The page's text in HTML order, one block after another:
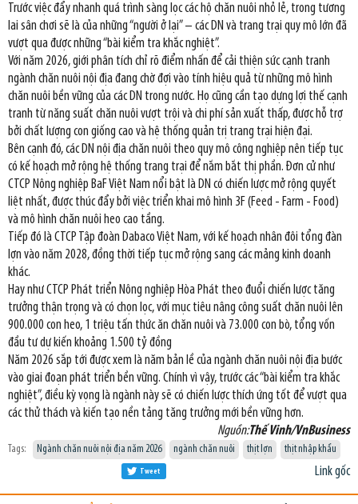
Trước việc đẩy nhanh quá trình sàng lọc các hộ chăn nuôi nhỏ lẻ, trong tương
lai sân chơi sẽ là của những “người ở lại” – các DN và trang trại quy mô lớn đã
vượt qua được những “bài kiểm tra khắc nghiệt”.
Với năm 2026, giới phân tích chỉ rõ điểm nhấn để cải thiện sức cạnh tranh
ngành chăn nuôi nội địa đang chờ đợi vào tính hiệu quả từ những mô hình
chăn nuôi bền vững của các DN trong nước. Họ cũng cần tạo dựng lợi thế cạnh
tranh từ năng suất chăn nuôi vượt trội và chi phí sản xuất thấp, được hỗ trợ
bởi chất lượng con giống cao và hệ thống quản trị trang trại hiện đại.
Bên cạnh đó, các DN nội địa chăn nuôi theo quy mô công nghiệp nên tiếp tục
có kế hoạch mở rộng hệ thống trang trại để nắm bắt thị phần. Đơn cử như
CTCP Nông nghiệp BaF Việt Nam nổi bật là DN có chiến lược mở rộng quyết
liệt nhất, được thúc đẩy bởi việc triển khai mô hình 3F (Feed - Farm - Food)
và mô hình chăn nuôi heo cao tầng.
Tiếp đó là CTCP Tập đoàn Dabaco Việt Nam, với kế hoạch nhân đôi tổng đàn
lợn vào năm 2028, đồng thời tiếp tục mở rộng sang các mảng kinh doanh
khác.
Hay như CTCP Phát triển Nông nghiệp Hòa Phát theo đuổi chiến lược tăng
trưởng thận trọng và có chọn lọc, với mục tiêu nâng công suất chăn nuôi lên
900.000 con heo, 1 triệu tấn thức ăn chăn nuôi và 73.000 con bò, tổng vốn
đầu tư dự kiến khoảng 1.500 tỷ đồng
Năm 2026 sắp tới được xem là năm bản lề của ngành chăn nuôi nội địa bước
vào giai đoạn phát triển bền vững. Chính vì vậy, trước các “bài kiểm tra khắc
nghiệt”, điều kỳ vọng là ngành này sẽ có chiến lược thích ứng tốt để vượt qua
các thử thách và kiến tạo nền tảng tăng trưởng mới bền vững hơn.
Nguồn:Thế Vinh/VnBusiness
Tags: Ngành chăn nuôi nội địa năm 2026 ngành chăn nuôi thịt lợn thịt nhập khẩu
Link gốc
Tweet